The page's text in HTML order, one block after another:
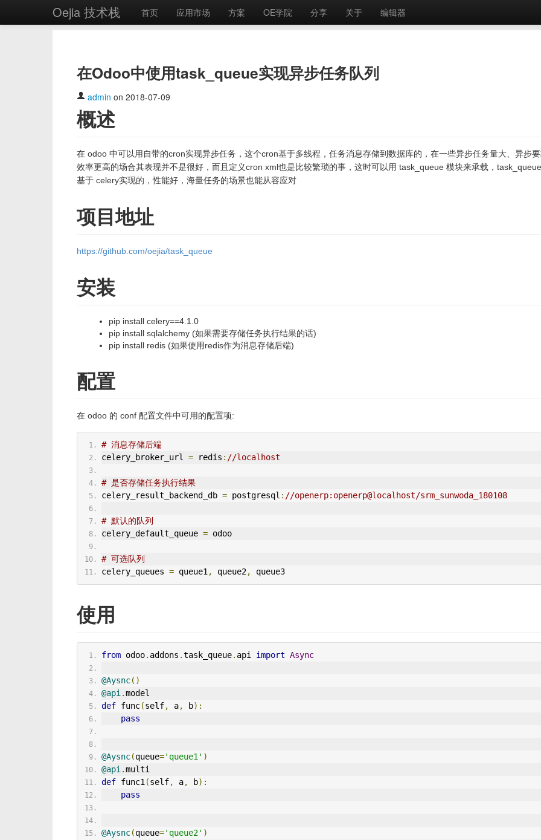
Oejia 技术栈 首页 应用市场 方案 OE学院 分享 关于 编辑器
在Odoo中使用task_queue实现异步任务队列
admin on 2018-07-09
概述
在 odoo 中可以用自带的cron实现异步任务，这个cron基于多线程，任务消息存储到数据库的，在一些异步任务量大、异步
效率更高的场合其表现并不是很好，而且定义cron xml也是比较繁琐的事，这时可以用 task_queue 模块来承载，
基于 celery实现的，性能好，海量任务的场景也能从容应对
项目地址
https://github.com/oejia/task_queue
安装
pip install celery==4.1.0
pip install sqlalchemy (如果需要存储任务执行结果的话)
pip install redis (如果使用redis作为消息存储后端)
配置
在 odoo 的 conf 配置文件中可用的配置项:
# 消息存储后端
celery_broker_url = redis : //localhost
# 是否存储任务执行结果
celery_result_backend_db = postgresql : //openerp:openerp@localhost/srm_sunwoda_180108
# 默认的队列
celery_default_queue = odoo
# 可选队列
celery_queues = queue1, queue2, queue3
使用
from odoo. addons .task_queue. api import Async
@Aysnc()
@api .model
def func(self, a, b):
pass
@Aysnc(queue='queue1' )
@api .multi
def func1 (self, a, b):
pass
@Aysnc(queue='queue2' )